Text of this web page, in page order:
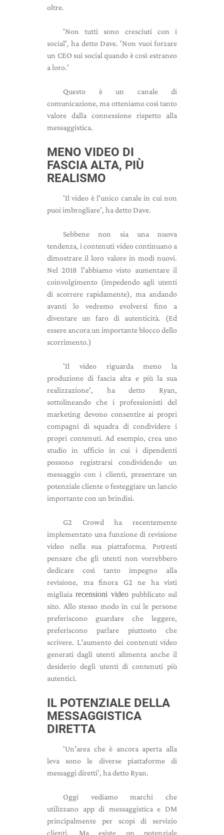
oltre.
'Non tutti sono cresciuti con i
social', ha detto Dave. 'Non vuoi forzare
un CEO sui social quando è così estraneo
a loro.'
Questo è un canale di
comunicazione, ma otteniamo così tanto
valore dalla connessione rispetto alla
messaggistica.
MENO VIDEO DI
FASCIA ALTA, PIÙ
REALISMO
'Il video è l'unico canale in cui non
puoi imbrogliare', ha detto Dave.
Sebbene non sia una nuova
tendenza, i contenuti video continuano a
dimostrare il loro valore in modi nuovi.
Nel 2018 l'abbiamo visto aumentare il
coinvolgimento (impedendo agli utenti
di scorrere rapidamente), ma andando
avanti lo vedremo evolversi fino a
diventare un faro di autenticità. (Ed
essere ancora un importante blocco dello
scorrimento.)
'Il video riguarda meno la
produzione di fascia alta e più la sua
realizzazione', ha detto Ryan,
sottolineando che i professionisti del
marketing devono consentire ai propri
compagni di squadra di condividere i
propri contenuti. Ad esempio, crea uno
studio in ufficio in cui i dipendenti
possono registrarsi condividendo un
messaggio con i clienti, presentare un
potenziale cliente o festeggiare un lancio
importante con un brindisi.
G2 Crowd ha recentemente
implementato una funzione di revisione
video nella sua piattaforma. Potresti
pensare che gli utenti non vorrebbero
dedicare così tanto impegno alla
revisione, ma finora G2 ne ha visti
migliaia recensioni video pubblicato sul
sito. Allo stesso modo in cui le persone
preferiscono guardare che leggere,
preferiscono parlare piuttosto che
scrivere. L'aumento dei contenuti video
generati dagli utenti alimenta anche il
desiderio degli utenti di contenuti più
autentici.
IL POTENZIALE DELLA
MESSAGGISTICA
DIRETTA
'Un'area che è ancora aperta alla
leva sono le diverse piattaforme di
messaggi diretti', ha detto Ryan.
Oggi vediamo marchi che
utilizzano app di messaggistica e DM
principalmente per scopi di servizio
clienti. Ma esiste un potenziale